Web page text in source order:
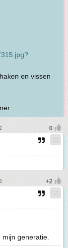
en vissen
generatie.